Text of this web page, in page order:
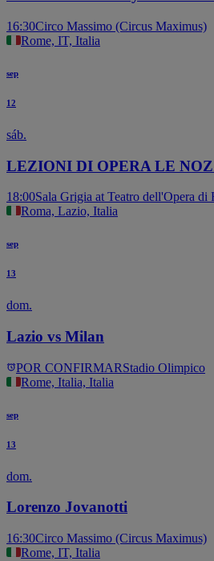
16:30Circo Massimo (Circus Maximus)
Rome, IT, Italia
sep
12
sáb.
LEZIONI DI OPERA LE
18:00Sala Grigia at Teatro dell'Opera di
Roma, Lazio, Italia
sep
13
dom.
Lazio vs Milan
POR CONFIRMARStadio Olimpico
Rome, Italia, Italia
sep
13
dom.
Lorenzo Jovanotti
16:30Circo Massimo (Circus Maximus)
Rome, IT, Italia